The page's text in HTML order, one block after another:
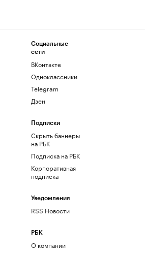
Социальные
сети
ВКонтакте
Одноклассники
Telegram
Дзен
Подписки
Скрыть баннеры
на РБК
Подписка на РБК
Корпоративная
подписка
Уведомления
RSS Новости
РБК
О компании